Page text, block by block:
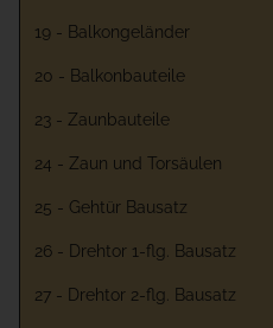
19 - Balkongeländer
20 - Balkonbauteile
23 - Zaunbauteile
24 - Zaun und Torsäulen
25 - Gehtür Bausatz
26 - Drehtor 1-flg. Bausatz
27 - Drehtor 2-flg. Bausatz